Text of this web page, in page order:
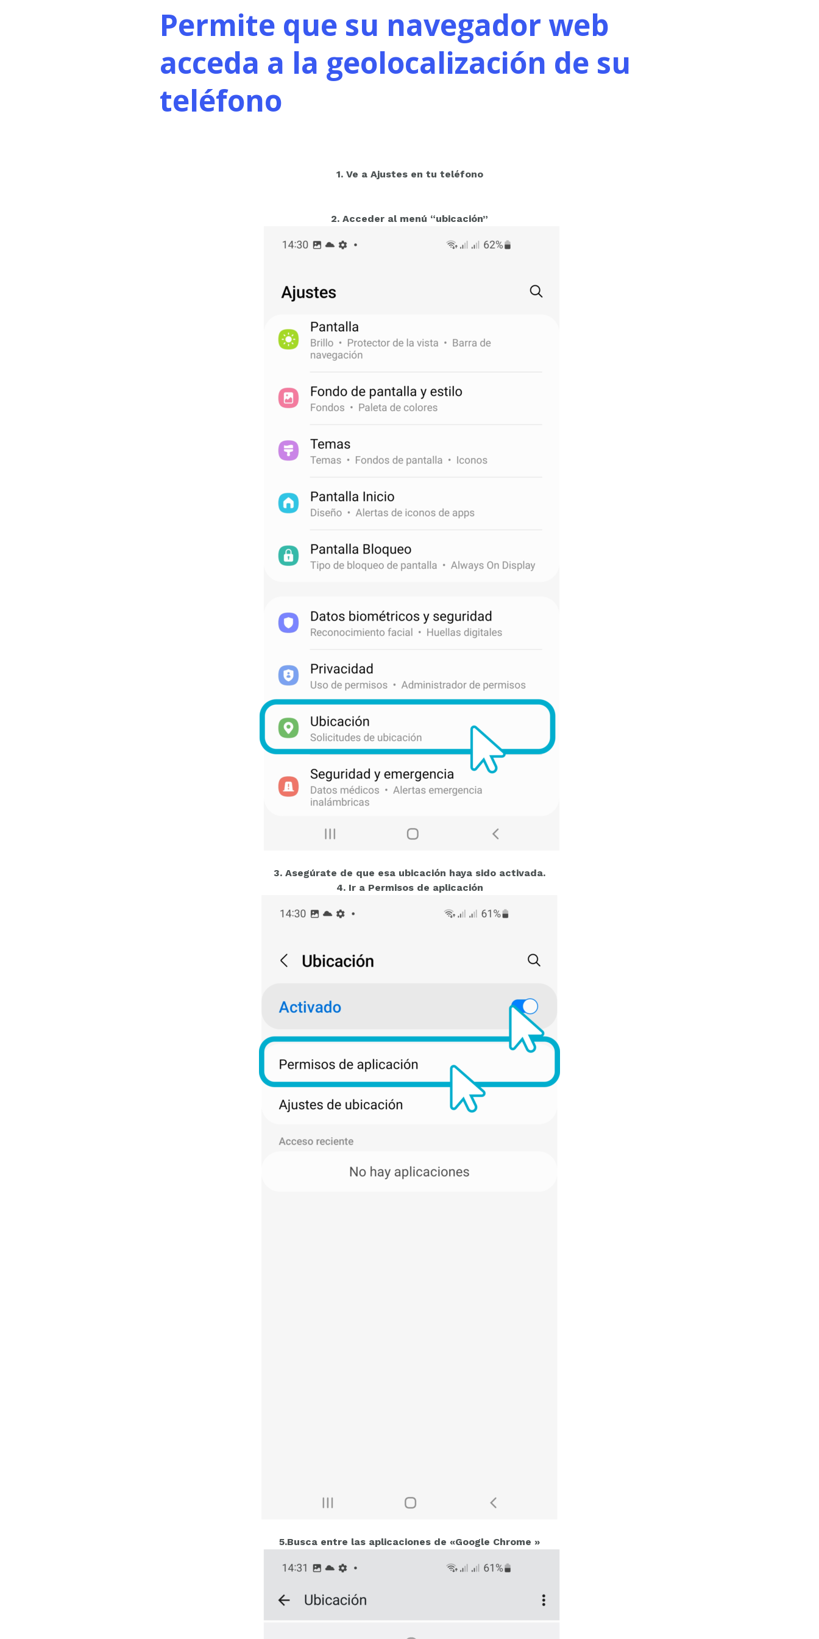
Permite que su navegador web
acceda a la geolocalización de su
teléfono
1. Ve a Ajustes en tu teléfono
2. Acceder al menú “ubicación”
3. Asegúrate de que esa ubicación haya sido activada.
4. Ir a Permisos de aplicación
5.Busca entre las aplicaciones de «Google Chrome »